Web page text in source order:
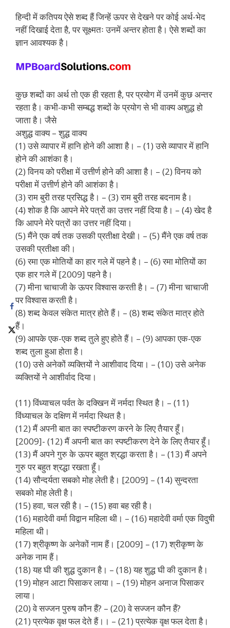
हिन्दी में कतिपय ऐसे शब्द हैं जिन्हें ऊपर से देखने पर कोई अर्थ-भेद
नहीं दिखाई देता है, पर सूक्ष्मतः उनमें अन्तर होता है। ऐसे शब्दों का
ज्ञान आवश्यक है।
कुछ शब्दों का अर्थ तो एक ही रहता है, पर प्रयोग में उनमें कुछ अन्तर
रहता है। कभी-कभी सम्बद्ध शब्दों के प्रयोग से भी वाक्य अशुद्ध हो
जाता है। जैसे
अशुद्ध वाक्य – शुद्ध वाक्य
(1) उसे व्यापार में हानि होने की आशा है। – (1) उसे व्यापार में हानि
होने की आशंका है।
(2) विनय को परीक्षा में उत्तीर्ण होने की आशा है। – (2) विनय को
परीक्षा में उत्तीर्ण होने की आशंका है।
(3) राम बुरी तरह प्रसिद्ध है। – (3) राम बुरी तरह बदनाम है।
(4) शोक है कि आपने मेरे पत्रों का उत्तर नहीं दिया है। – (4) खेद है
कि आपने मेरे पत्रों का उत्तर नहीं दिया।
(5) मैंने एक वर्ष तक उसकी प्रतीक्षा देखी। – (5) मैंने एक वर्ष तक
उसकी प्रतीक्षा की।
(6) रमा एक मोतियों का हार गले में पहने है। – (6) रमा मोतियों का
एक हार गले में [2009] पहने है।
(7) मीना चाचाजी के ऊपर विश्वास करती है। – (7) मीना चाचाजी
पर विश्वास करती है।
(8) शब्द केवल संकेत मात्र होते हैं। – (8) शब्द संकेत मात्र होते
हैं।
(9) आपके एक-एक शब्द तुले हुए होते हैं। – (9) आपका एक-एक
शब्द तुला हुआ होता है।
(10) उसे अनेकों व्यक्तियों ने आशीवाद दिया। – (10) उसे अनेक
व्यक्तियों ने आशीर्वाद दिया।
(11) विंध्याचल पर्वत के दक्खिन में नर्मदा स्थित है। – (11)
विंध्याचल के दक्षिण में नर्मदा स्थित है।
(12) मैं अपनी बात का स्पष्टीकरण करने के लिए तैयार हूँ।
[2009]- (12) मैं अपनी बात का स्पष्टीकरण देने के लिए तैयार हूँ।
(13) मैं अपने गुरु के ऊपर बहुत श्रद्धा करता है। – (13) मैं अपने
गुरु पर बहुत श्रद्धा रखता हूँ।
(14) सौन्दर्यता सबको मोह लेती है। [2009] – (14) सुन्दरता
सबको मोह लेती है।
(15) हवा, चल रही है। – (15) हवा बह रही है।
(16) महादेवी वर्मा विद्वान महिला थी। – (16) महादेवी वर्मा एक विदुषी
महिला थी।
(17) श्रीकृष्ण के अनेकों नाम हैं। [2009] – (17) श्रीकृष्ण के
अनेक नाम हैं।
(18) यह घी की शुद्ध दुकान है। – (18) यह शुद्ध घी की दुकान है।
(19) मोहन आटा पिसाकर लाया। – (19) मोहन अनाज पिसाकर
लाया।
(20) वे सज्जन पुरुष कौन हैं? – (20) वे सज्जन कौन हैं?
(21) प्रत्येक वृक्ष फल देते हैं।। – (21) प्रत्येक वृक्ष फल देता है।